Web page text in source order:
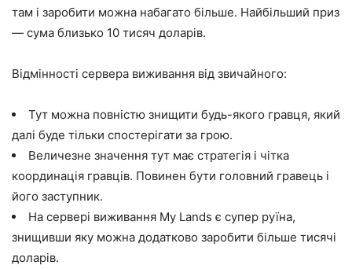
там і заробити можна набагато більше. Найбільший приз
— сума близько 10 тисяч доларів.
Відмінності сервера виживання від звичайного:
Тут можна повністю знищити будь-якого гравця, який
далі буде тільки спостерігати за грою.
Величезне значення тут має стратегія і чітка
координація гравців. Повинен бути головний гравець і
його заступник.
На сервері виживання My Lands є супер руїна,
знищивши яку можна додатково заробити більше тисячі
доларів.